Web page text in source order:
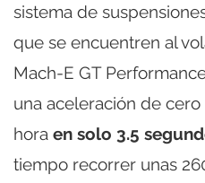
sistema de
que se encuentren al
Mach-E GT
una aceleración de
hora en solo 3.5
tiempo recorrer unas